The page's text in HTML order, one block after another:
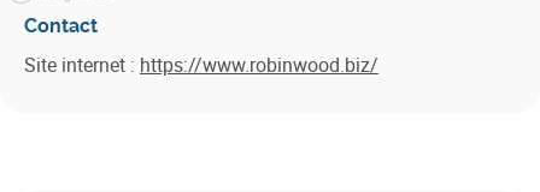
Contact
Site internet : https://www.robinwood.biz/